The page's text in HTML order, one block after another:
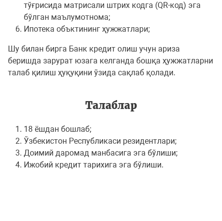
тўғрисида матрисали штрих кодга (QR-код) эга
бўлган маълумотнома;
Ипотека объктининг ҳужжатлари;
Шу билан бирга Банк кредит олиш учун ариза
беришда зарурат юзага келганда бошқа ҳужжатларни
талаб қилиш ҳуқуқини ўзида сақлаб қолади.
Талаблар
18 ёшдан бошлаб;
Ўзбекистон Республикаси резидентлари;
Доимий даромад манбасига эга бўлиши;
Ижобий кредит тарихига эга бўлиши.